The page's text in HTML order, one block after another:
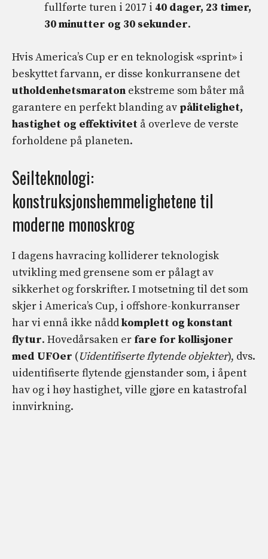
fullførte turen i 2017 i 40 dager, 23 timer,
30 minutter og 30 sekunder.
Hvis America’s Cup er en teknologisk «sprint» i
beskyttet farvann, er disse konkurransene det
utholdenhetsmaraton ekstreme som båter må
garantere en perfekt blanding av pålitelighet,
hastighet og effektivitet å overleve de verste
forholdene på planeten.
Seilteknologi:
konstruksjonshemmelighetene til
moderne monoskrog
I dagens havracing kolliderer teknologisk
utvikling med grensene som er pålagt av
sikkerhet og forskrifter. I motsetning til det som
skjer i America’s Cup, i offshore-konkurranser
har vi ennå ikke nåddkomplett og konstant
flytur. Hovedårsaken er fare for kollisjoner
med UFOer (Uidentifiserte flytende objekter), dvs.
uidentifiserte flytende gjenstander som, i åpent
hav og i høy hastighet, ville gjøre en katastrofal
innvirkning.